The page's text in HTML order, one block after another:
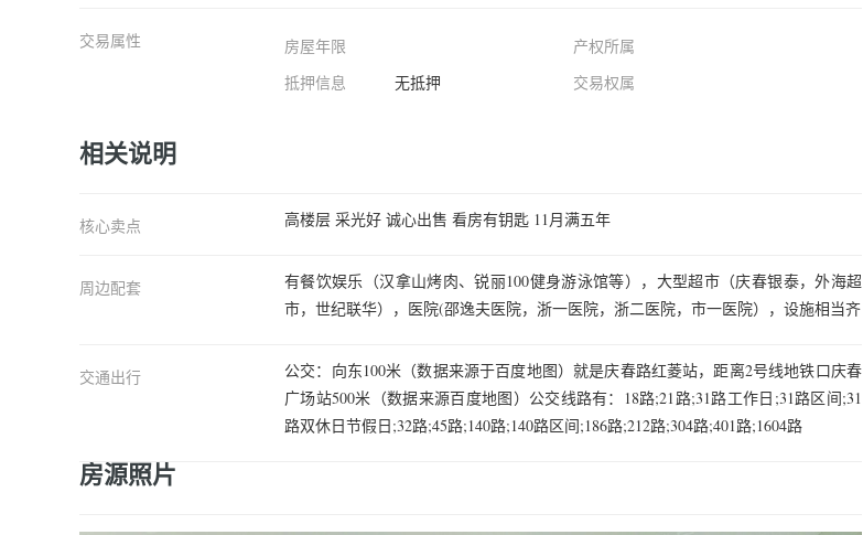
交易属性
房屋年限
抵押信息
无抵押
产权所属
交易权属
相关说明
核心卖点 高楼层 采光好 诚心出售 看房有钥匙 11月满五年
周边配套
有餐饮娱乐（汉拿山烤肉、锐丽100健身游泳馆等），大型超市（庆春银泰，外海超
市，世纪联华），医院(邵逸夫医院，浙一医院，浙二医院，市一医院），设施相当齐
交通出行
公交：向东100米（数据来源于百度地图）就是庆春路红菱站，距离2号线地铁口庆春
广场站500米（数据来源百度地图）公交线路有：18路;21路;31路工作日;31路区间;31
路双休日节假日;32路;45路;140路;140路区间;186路;212路;304路;401路;1604路
房源照片